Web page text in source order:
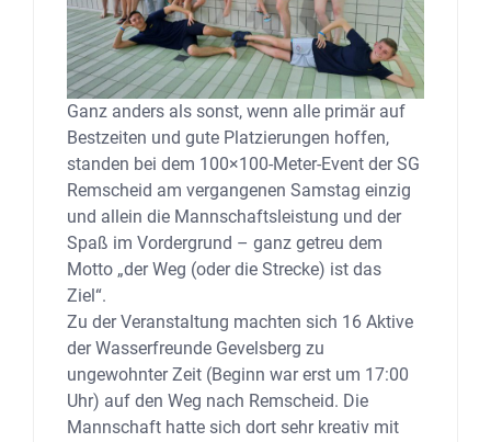
Ganz anders als sonst, wenn alle primär auf
Bestzeiten und gute Platzierungen hoffen,
standen bei dem 100×100-Meter-Event der SG
Remscheid am vergangenen Samstag einzig
und allein die Mannschaftsleistung und der
Spaß im Vordergrund – ganz getreu dem
Motto „der Weg (oder die Strecke) ist das
Ziel“.
Zu der Veranstaltung machten sich 16 Aktive
der Wasserfreunde Gevelsberg zu
ungewohnter Zeit (Beginn war erst um 17:00
Uhr) auf den Weg nach Remscheid. Die
Mannschaft hatte sich dort sehr kreativ mit